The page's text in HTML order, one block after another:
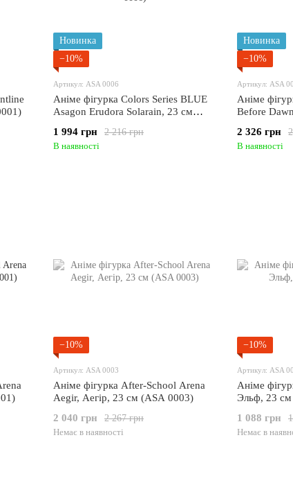
Новинка
−10%
Артикул: ASA 0006
Аніме фігурка Colors Series BLUE
Asagon Erudora Solarain, 23 см
2 216 грн
1 994 грн
В наявності
Новинка
−10%
Артикул: ASA
Аніме
Before
2 326 грн
В наявності
−10%
Артикул: ASA 0003
Аніме фігурка After-School Arena
Aegir, Аегір, 23 см (ASA 0003)
2 267 грн
2 040 грн
Немає в наявності
−10%
Артикул: ASA
Аніме
Эльф, 23
1 088 грн
Немає в